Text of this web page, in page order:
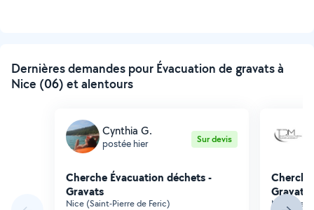
Dernières demandes pour Évacuation de gravats à
Nice (06) et alentours
Cynthia G.
postée hier Sur devis
Cherche Évacuation déchets -
Gravats
Nice (Saint-Pierre de Feric)
Gravats
Nice